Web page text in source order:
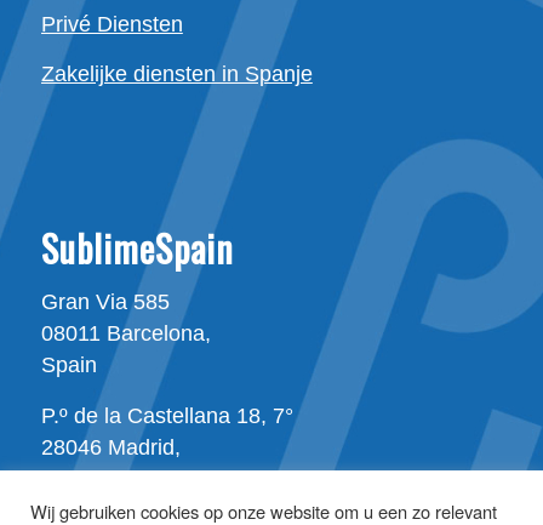
Privé Diensten
Zakelijke diensten in Spanje
SublimeSpain
Gran Via 585
08011 Barcelona,
Spain
P.º de la Castellana 18, 7°
28046 Madrid,
Spain
Wij gebruiken cookies op onze website om u een zo relevant